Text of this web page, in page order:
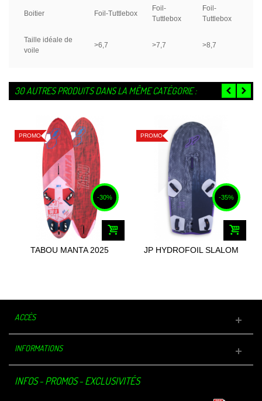
Boitier Foil-Tuttlebox
Foil-
Tuttlebox
Foil-
Tuttlebox
Taille idéale de
voile
>6,7 >7,7 >8,7
30 AUTRES PRODUITS DANS LA MÊME CATÉGORIE :
PROMO
-30%
TABOU MANTA 2025
PROMO
-35%
JP HYDROFOIL SLALOM
ACCÈS
INFORMATIONS
INFOS - PROMOS - EXCLUSIVITÉS